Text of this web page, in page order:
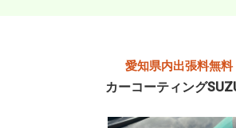
愛知県内出張料無料
カーコーティング